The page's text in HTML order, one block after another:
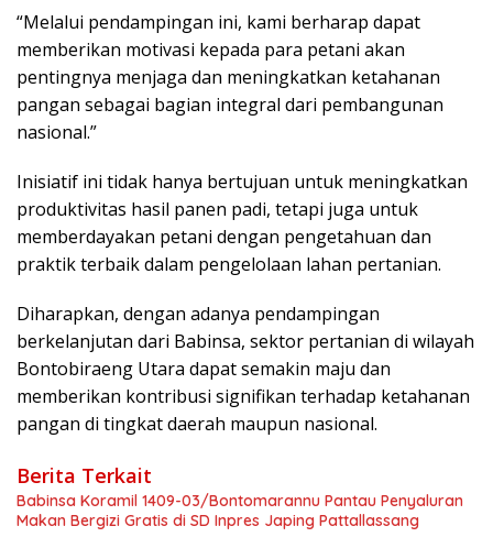
“Melalui pendampingan ini, kami berharap dapat
memberikan motivasi kepada para petani akan
pentingnya menjaga dan meningkatkan ketahanan
pangan sebagai bagian integral dari pembangunan
nasional.”
Inisiatif ini tidak hanya bertujuan untuk meningkatkan
produktivitas hasil panen padi, tetapi juga untuk
memberdayakan petani dengan pengetahuan dan
praktik terbaik dalam pengelolaan lahan pertanian.
Diharapkan, dengan adanya pendampingan
berkelanjutan dari Babinsa, sektor pertanian di wilayah
Bontobiraeng Utara dapat semakin maju dan
memberikan kontribusi signifikan terhadap ketahanan
pangan di tingkat daerah maupun nasional.
Berita Terkait
Babinsa Koramil 1409-03/Bontomarannu Pantau Penyaluran
Makan Bergizi Gratis di SD Inpres Japing Pattallassang